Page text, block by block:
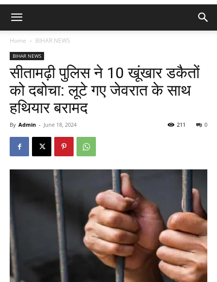
Home BIHAR NEWS
BIHAR NEWS
सीतामढ़ी पुलिस ने 10 खूंखार डकैतों
को दबोचा: लूटे गए जेवरात के साथ
हथियार बरामद
By Admin - June 18, 2024 0
211